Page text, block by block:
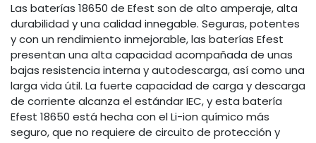
Las baterías 18650 de Efest son de alto amperaje, alta
durabilidad y una calidad innegable. Seguras, potentes
y con un rendimiento inmejorable, las baterías Efest
presentan una alta capacidad acompañada de unas
bajas resistencia interna y autodescarga, así como una
larga vida útil. La fuerte capacidad de carga y descarga
de corriente alcanza el estándar IEC, y esta batería
Efest 18650 está hecha con el Li-ion químico más
seguro, que no requiere de circuito de protección y